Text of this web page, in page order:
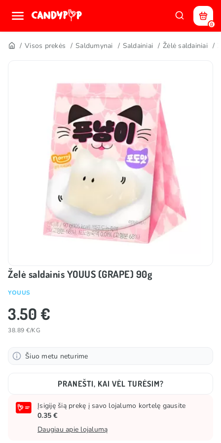
0
Visos prekės Saldumynai Saldainiai Žėlė saldainiai
Želė saldainis YOUUS (GRAPE) 90g
YOUUS
3.50 €
38.89 €/KG
Šiuo metu neturime
PRANEŠTI, KAI VĖL TURĖSIM?
Įsigiję šią prekę į savo lojalumo kortelę gausite
0.35 €
Daugiau apie lojalumą